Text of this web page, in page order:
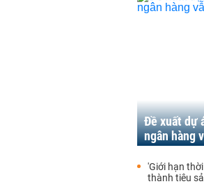
Đề xuất dự
ngân hàng
'Giới hạn
thành tiêu